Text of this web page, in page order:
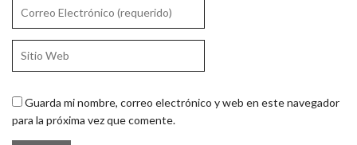
Guarda mi nombre, correo electrónico y web en este navegador
para la próxima vez que comente.